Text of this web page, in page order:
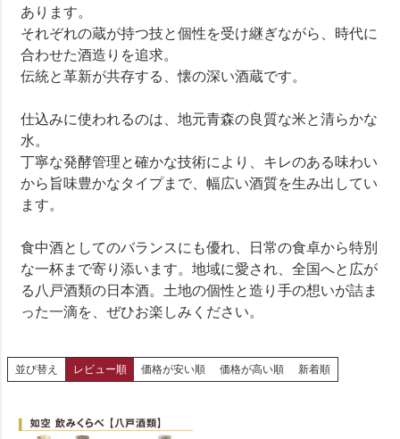
あります。
それぞれの蔵が持つ技と個性を受け継ぎながら、時代に
合わせた酒造りを追求。
伝統と革新が共存する、懐の深い酒蔵です。
仕込みに使われるのは、地元青森の良質な米と清らかな
水。
丁寧な発酵管理と確かな技術により、キレのある味わい
から旨味豊かなタイプまで、幅広い酒質を生み出してい
ます。
食中酒としてのバランスにも優れ、日常の食卓から特別
な一杯まで寄り添います。地域に愛され、全国へと広が
る八戸酒類の日本酒。土地の個性と造り手の想いが詰ま
った一滴を、ぜひお楽しみください。
並び替え レビュー順 価格が安い順 価格が高い順 新着順